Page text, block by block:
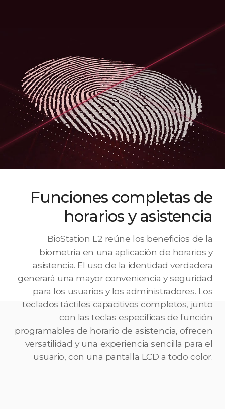
Funciones completas de
horarios y asistencia
BioStation L2 reúne los beneficios de la
biometría en una aplicación de horarios y
asistencia. El uso de la identidad verdadera
generará una mayor conveniencia y seguridad
para los usuarios y los administradores. Los
teclados táctiles capacitivos completos, junto
con las teclas específicas de función
programables de horario de asistencia, ofrecen
versatilidad y una experiencia sencilla para el
usuario, con una pantalla LCD a todo color.